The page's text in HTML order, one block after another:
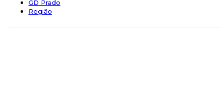
GD Prado
Região